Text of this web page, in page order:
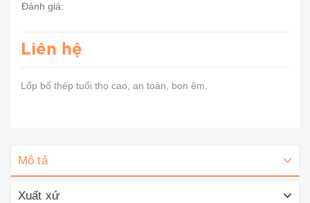
Đánh giá:
Liên hệ
Lốp bố thép tuổi thọ cao, an toàn, bon êm.
Mô tả
Xuất xứ